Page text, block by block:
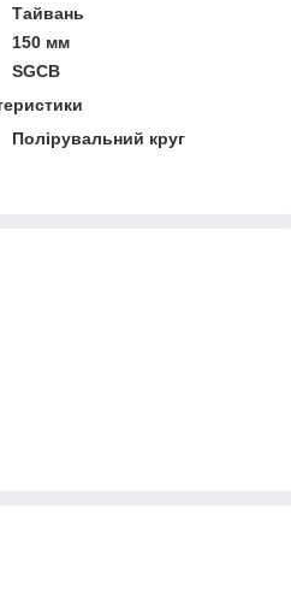
Тайвань
150 мм
SGCB
Полірувальний круг